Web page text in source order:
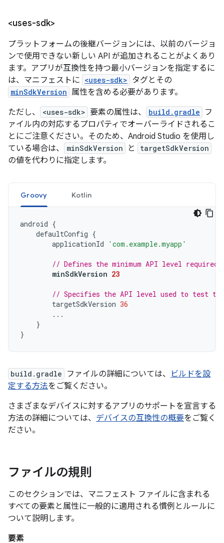
<uses-sdk>
プラットフォームの後継バージョンには、以前のバージョ
ンで使用できない新しい API が追加されることがよくあり
ます。アプリが互換性を持つ最小バージョンを指定するに
は、マニフェストに <uses-sdk> タグとその
minSdkVersion 属性を含める必要があります。
ただし、
<uses-sdk> 要素の属性は、 build.gradle
フ
ァイル内の対応するプロパティでオーバーライドされるこ
とにご注意ください。そのため、Android Studio を使用し
ている場合は、
minSdkVersion と targetSdkVersion
の値を代わりに指定します。
Groovy Kotlin
android {
defaultConfig {
applicationId
'com.example.myapp'
// Defines the minimum API level required
minSdkVersion 23
// Specifies the API level used to test
targetSdkVersion 36
...
}
}
build.gradle ファイルの詳細については、
ビルドを設
定する方法をご覧ください。
さまざまなデバイスに対するアプリのサポートを宣言する
方法の詳細については、 デバイスの互換性の概要をご覧く
ださい。
ファイルの規則
このセクションでは、マニフェスト ファイルに含まれる
すべての要素と属性に一般的に適用される慣例とルールに
ついて説明します。
要素